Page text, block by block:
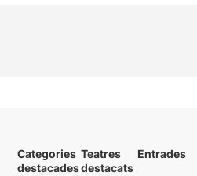
Categories
destacades
Teatres
destacats
Entrades